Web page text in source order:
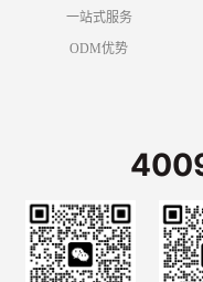
一站式服务
ODM优势